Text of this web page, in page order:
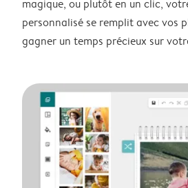
magique, ou plutôt en un clic,
personnalisé se remplit avec vos
gagner un temps précieux sur